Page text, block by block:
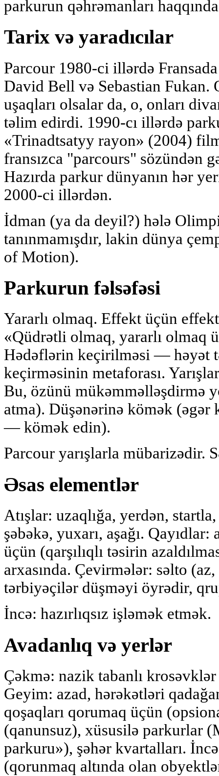
parkurun qəhrəmanları
Tarix və yaradıcılar
Parcour 1980-ci illərdə
David Bell və Sebastian Fukan.
uşaqları olsalar da, o, onları
təlim edirdi. 1990-cı illərdə
«Trinadtsatyy rayon» (2004)
fransızca "parcours" sözündən
Hazırda parkur dünyanın hər
2000-ci illərdən.
İdman (ya da deyil?) hələ
tanınmamışdır, lakin dünya
of Motion).
Parkurun fəlsəfəsi
Yararlı olmaq. Effekt üçün
«Qüdrətli olmaq, yararlı olmaq
Hədəflərin keçirilməsi — həyət
keçirməsinin metaforası.
Bu, özünü mükəmməlləşdirmə
atma). Düşənərinə kömək (əgər
— kömək edin).
Parcour yarışlarla mübarizədir.
Əsas elementlər
Atışlar: uzaqlığa, yerdən,
şəbəkə, yuxarı, aşağı. Qayıdlar:
üçün (qarşılıqlı təsirin
arxasında. Çevirmələr: səlto
tərbiyəçilər düşməyi öyrədir,
İncə: hazırlıqsız işləmək etmək.
Avadanlıq və yerlər
Çəkmə: nazik tabanlı
Geyim: azad, hərəkətləri
qoşaqları qorumaq üçün
(qanunsuz), xüsusilə parkurlar
parkuru»), şəhər kvartalları.
(qorunmaq altında olan